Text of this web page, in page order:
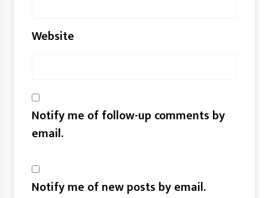
Website
Notify me of follow-up comments by
email.
Notify me of new posts by email.